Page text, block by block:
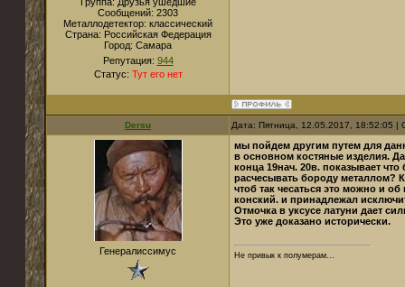
Сообщений: 2303
Металлодетектор: классический
Страна: Российская Федерация
Город: Самара
Репутация: 944
Статус: Тут его нет
Dersu Дата: Пятница, 12.05.2017, 18:52:05
Генералиссимус
мы пойдем другим путем для
в основном костяные изделия.
конца 19нач. 20в. показывает
расчесывать бороду металлом?
чтоб так чесаться это можно и
конский. и принадлежал
Отмочка в уксусе латуни дает
Это уже доказано исторически.
Не привык к полумерам...